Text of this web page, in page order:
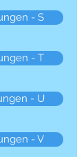
- S
- T
- U
- V